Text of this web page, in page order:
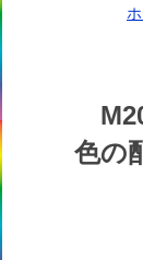
色の